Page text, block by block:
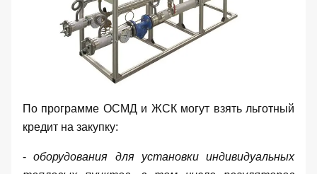
По программе ОСМД и ЖСК могут взять льготный
кредит на закупку:
-оборудования
для установки индивидуальных